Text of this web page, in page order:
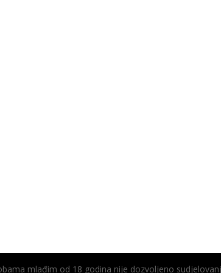
mlađim od 18 godina nije dozvoljeno